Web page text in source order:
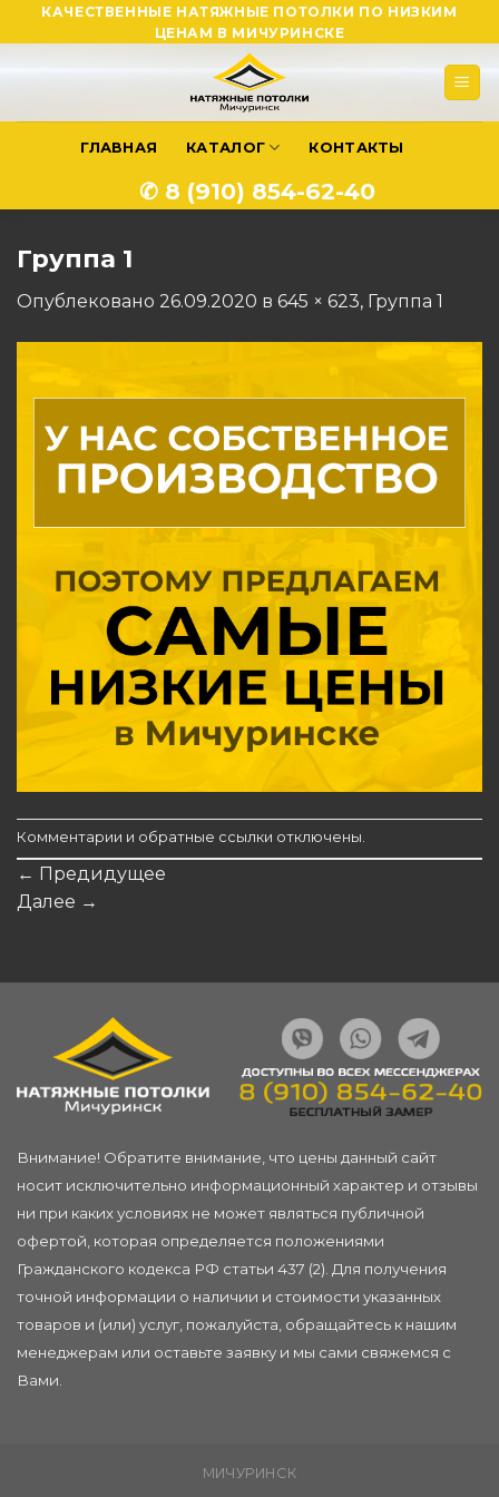
to
КАЧЕСТВЕННЫЕ НАТЯЖНЫЕ ПОТОЛКИ ПО НИЗКИМ
ЦЕНАМ В МИЧУРИНСКЕ
ГЛАВНАЯ КАТАЛОГ КОНТАКТЫ
✆ 8 (910) 854-62-40
Группа 1
Опублековано 26.09.2020 в 645 × 623, Группа 1
Комментарии и обратные ссылки отключены.
← Предидущее
Далее →
Внимание! Обратите внимание, что цены данный сайт
носит исключительно информационный характер и отзывы
ни при каких условиях не может являться публичной
офертой, которая определяется положениями
Гражданского кодекса РФ статьи 437 (2). Для получения
точной информации о наличии и стоимости указанных
товаров и (или) услуг, пожалуйста, обращайтесь к нашим
менеджерам или оставьте заявку и мы сами свяжемся с
Вами.
МИЧУРИНСК